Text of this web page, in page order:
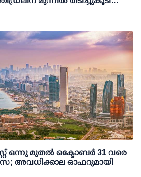
ഒന്നു മുതല്‍ ഒക്ടോബര്‍ 31 വരെ